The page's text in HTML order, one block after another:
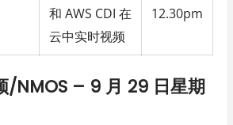
和 AWS CDI 在
云中实时视频
12.30pm
/NMOS – 9 月 29 日星期